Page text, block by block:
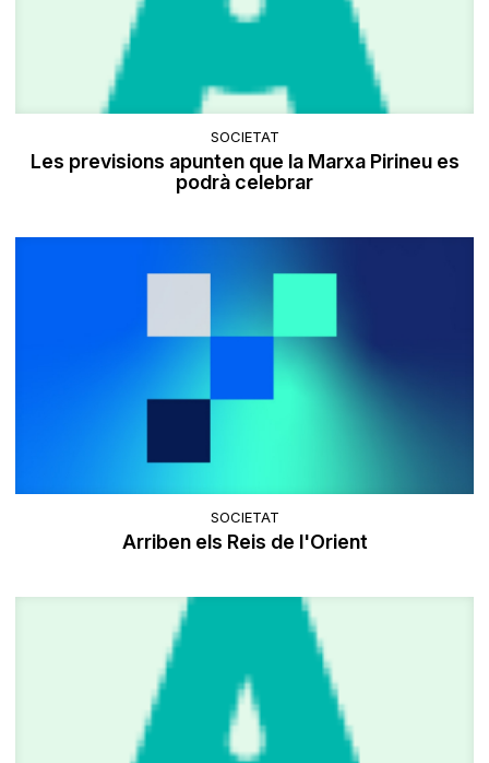
SOCIETAT
Les previsions apunten que la Marxa Pirineu es
podrà celebrar
SOCIETAT
Arriben els Reis de l'Orient